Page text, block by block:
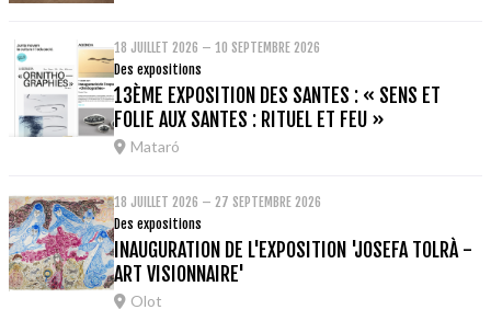
18 JUILLET 2026 – 10 SEPTEMBRE 2026
Des expositions
13ÈME EXPOSITION DES SANTES : « SENS ET
FOLIE AUX SANTES : RITUEL ET FEU »
Mataró
18 JUILLET 2026 – 27 SEPTEMBRE 2026
Des expositions
INAUGURATION DE L'EXPOSITION 'JOSEFA TOLRÀ -
ART VISIONNAIRE'
Olot